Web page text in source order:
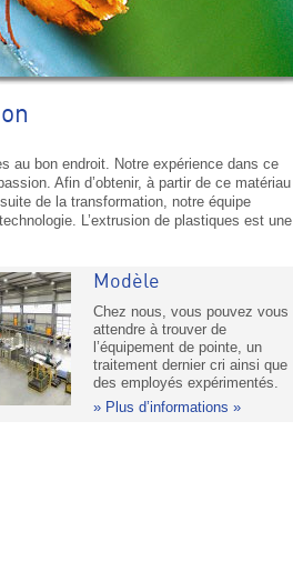
au bon endroit. Notre expérience dans ce
Afin d’obtenir, à partir de ce matériau
de la transformation, notre équipe
L’extrusion de plastiques est une
Modèle
Chez nous, vous pouvez vous
attendre à trouver de
l’équipement de pointe, un
traitement dernier cri ainsi que
des employés expérimentés.
Plus d’informations »